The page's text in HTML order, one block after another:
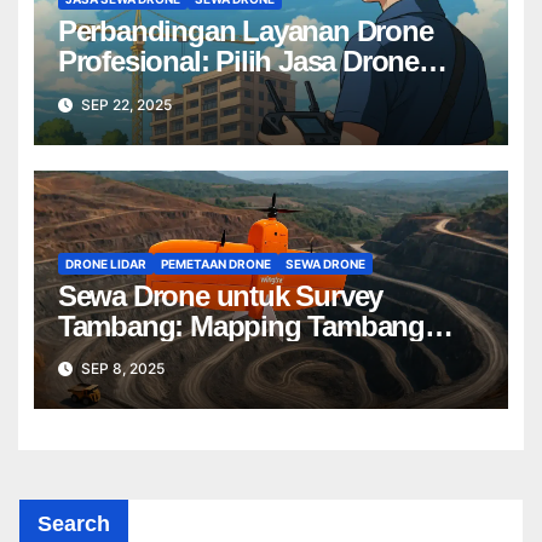
Perbandingan Layanan Drone
Profesional: Pilih Jasa Drone
Terbaik untuk Proyek Anda
SEP 22, 2025
DRONE LIDAR PEMETAAN DRONE SEWA DRONE
Sewa Drone untuk Survey
Tambang: Mapping Tambang
Profesional Lebih Cepat & Akurat
SEP 8, 2025
Search